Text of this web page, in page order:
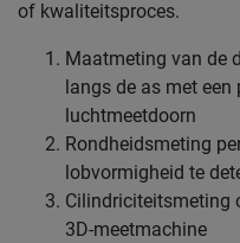
of kwaliteitsproces.
Maatmeting van de
langs de as met
luchtmeetdoorn
Rondheidsmeting
lobvormigheid te
Cilindriciteitsmeting
3D-meetmachine